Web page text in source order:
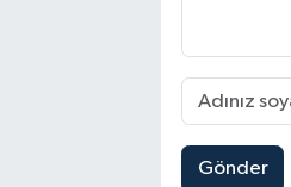
Gönder